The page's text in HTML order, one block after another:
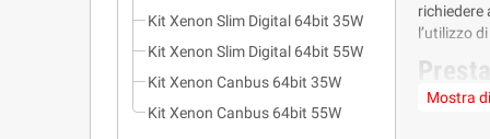
Kit Xenon Slim Digital 64bit 35W
Kit Xenon Slim Digital 64bit 55W
Kit Xenon Canbus 64bit 35W
Kit Xenon Canbus 64bit 55W
richiedere
l’utilizzo
Questi
Mostra